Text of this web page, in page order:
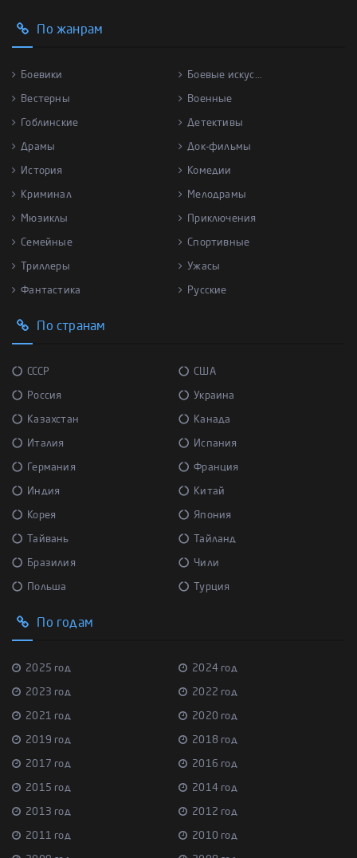
По жанрам
Боевики Боевые искус...
Вестерны Военные
Гоблинские Детективы
Драмы Док-фильмы
История Комедии
Криминал Мелодрамы
Мюзиклы Приключения
Семейные Спортивные
Триллеры Ужасы
Фантастика Русские
По странам
СССР США
Россия Украина
Казахстан Канада
Италия Испания
Германия Франция
Индия Китай
Корея Япония
Тайвань Тайланд
Бразилия Чили
Польша Турция
По годам
2025 год 2024 год
2023 год 2022 год
2021 год 2020 год
2019 год 2018 год
2017 год 2016 год
2015 год 2014 год
2013 год 2012 год
2011 год 2010 год